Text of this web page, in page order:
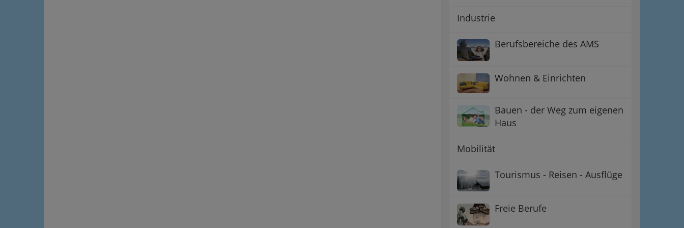
Industrie
Berufsbereiche des AMS
Wohnen & Einrichten
Bauen - der Weg zum eigenen
Haus
Mobilität
Tourismus - Reisen - Ausflüge
Freie Berufe